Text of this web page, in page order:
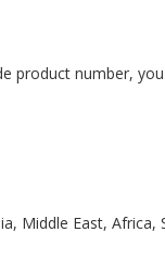
product number,
Middle East, Africa,